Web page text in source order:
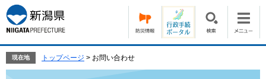
ー
ジ
の
頭
ニ
ュ
ー
飛
現在地 トップページ > お問い合わせ